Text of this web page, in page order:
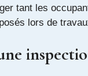
tant les
lors de